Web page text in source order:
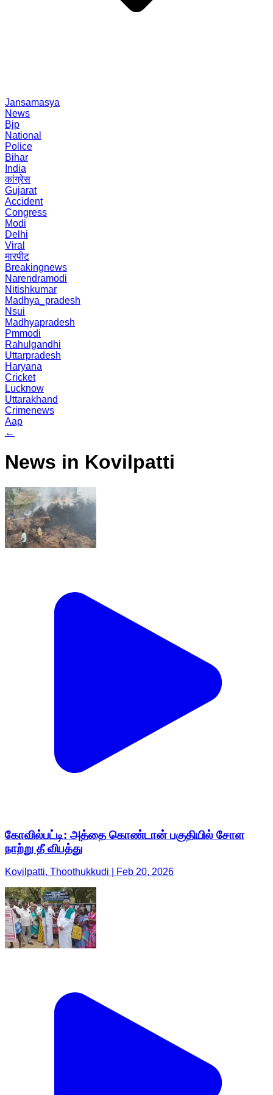
Jansamasya
News
Bjp
National
Police
Bihar
India
कांग्रेस
Gujarat
Accident
Congress
Modi
Delhi
Viral
मारपीट
Breakingnews
Narendramodi
Nitishkumar
Madhya_pradesh
Nsui
Madhyapradesh
Pmmodi
Rahulgandhi
Uttarpradesh
Haryana
Cricket
Lucknow
Uttarakhand
Crimenews
Aap
←
News in Kovilpatti
கோவில்பட்டி: அத்தை கொண்டான் பகுதியில் சோள
நாற்று தீ விபத்து
Kovilpatti, Thoothukkudi | Feb 20, 2026